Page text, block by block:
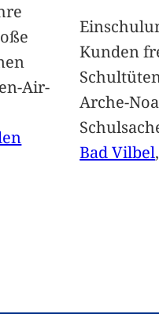
Air-
Kunden
Arche-
Bad Vilbel,